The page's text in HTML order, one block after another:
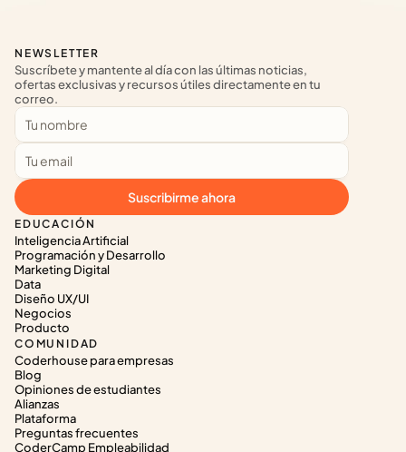
EDUCACIÓN
Inteligencia Artificial
Programación y Desarrollo
Marketing Digital
Data
Diseño UX/UI
Negocios
Producto
COMUNIDAD
Coderhouse para empresas
Blog
Opiniones de estudiantes
Alianzas
Plataforma
Preguntas frecuentes
CoderCamp Empleabilidad
NEWSLETTER
Suscríbete y mantente al día con las últimas noticias,
ofertas exclusivas y recursos útiles directamente en tu
correo.
Suscribirme ahora